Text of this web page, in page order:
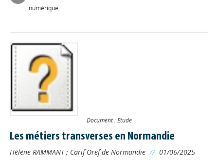
numérique
Document : Etude
Les métiers transverses en Normandie
Hélène RAMMANT; Carif-Oref de Normandie // 01/06/2025